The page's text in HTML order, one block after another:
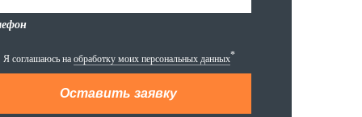
Я соглашаюсь на обработку моих персональных данных*